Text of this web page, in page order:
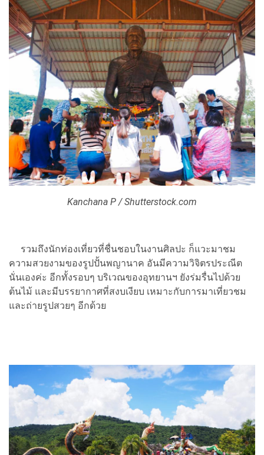
Kanchana P / Shutterstock.com
รวมถึงนักท่องเที่ยวที่ชื่นชอบในงานศิลปะ ก็แวะมาชม
ความสวยงามของรูปปั้นพญานาค อันมีความวิจิตรประณีต
นั่นเองค่ะ อีกทั้งรอบๆ บริเวณของอุทยานฯ ยังร่มรื่นไปด้วย
ต้นไม้ และมีบรรยากาศที่สงบเงียบ เหมาะกับการมาเที่ยวชม
และถ่ายรูปสวยๆ อีกด้วย